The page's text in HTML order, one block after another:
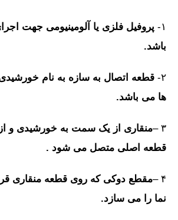
۱-
پروفیل فلزی یا آلومینیومی جهت
باشد.
۲- قطعه اتصال به سازه به نام خورشیدی
ها می باشد.
۳ –
منقاری از یک سمت به خورشیدی و
قطعه اصلی متصل می شود .
۴ –
مقطع دوکی که روی قطعه منقاری
نما را می سازد.